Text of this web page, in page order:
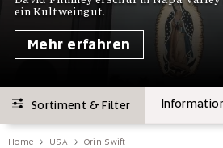
ein Kultweingut.
Mehr erfahren
Sortiment & Filter
Home USA Orin Swift